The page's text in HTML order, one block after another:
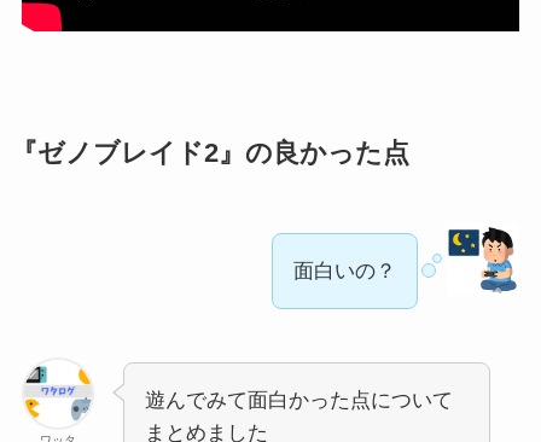
『ゼノブレイド2』の良かった点
面白いの？
遊んでみて面白かった点について
まとめました